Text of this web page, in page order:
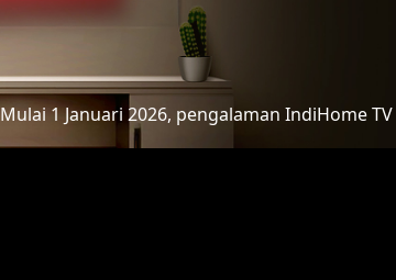
Mulai 1 Januari 2026, pengalaman IndiHome TV